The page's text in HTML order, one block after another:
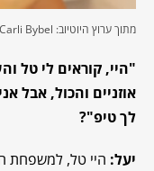
מתוך ערוץ היוטיוב: Carli Bybel
"היי, קוראים לי טל
אוזניים והכול, אבל
לך טיפ"?
יעל: היי טל, למשפחת